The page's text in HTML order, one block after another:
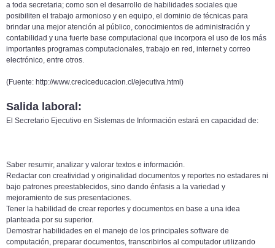
a toda secretaria; como son el desarrollo de habilidades sociales que
posibiliten el trabajo armonioso y en equipo, el dominio de técnicas para
brindar una mejor atención al público, conocimientos de administración y
contabilidad y una fuerte base computacional que incorpora el uso de los más
importantes programas computacionales, trabajo en red, internet y correo
electrónico, entre otros.
(Fuente: http://www.creciceducacion.cl/ejecutiva.html)
Salida laboral:
El Secretario Ejecutivo en Sistemas de Información estará en capacidad de:
Saber resumir, analizar y valorar textos e información.
Redactar con creatividad y originalidad documentos y reportes no estadares ni
bajo patrones preestablecidos, sino dando énfasis a la variedad y
mejoramiento de sus presentaciones.
Tener la habilidad de crear reportes y documentos en base a una idea
planteada por su superior.
Demostrar habilidades en el manejo de los principales software de
computación, preparar documentos, transcribirlos al computador utilizando